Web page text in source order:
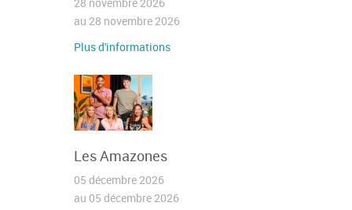
au 28 novembre 2026
Plus d'informations
Les Amazones
05 décembre 2026
au 05 décembre 2026